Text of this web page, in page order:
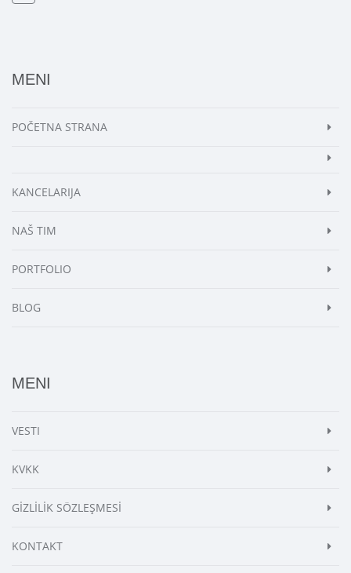
MENI
POČETNA STRANA
KANCELARIJA
NAŠ TIM
PORTFOLIO
BLOG
MENI
VESTI
KVKK
GİZLİLİK SÖZLEŞMESİ
KONTAKT